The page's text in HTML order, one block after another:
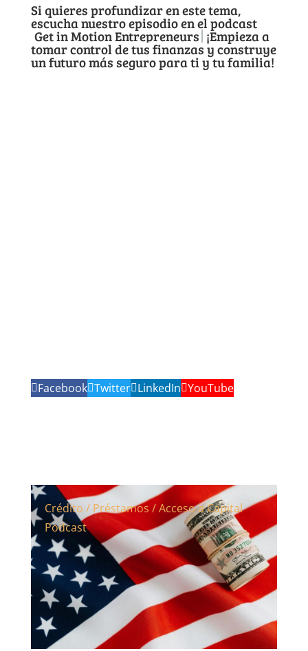
Si quieres profundizar en este tema,
escucha nuestro episodio en el podcast
Get in Motion Entrepreneurs ¡Empieza a
tomar control de tus finanzas y construye
un futuro más seguro para ti y tu familia!
Facebook Twitter LinkedIn YouTube
Crédito / Préstamos / Acceso a Capital
Podcast